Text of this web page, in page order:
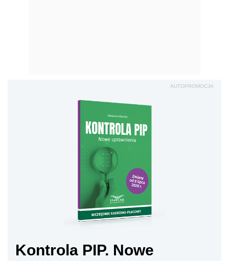
AUTOPROMOCJA
Kontrola PIP. Nowe